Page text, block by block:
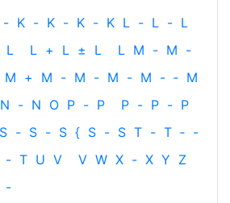
- K - K - K - K L - L - L
L L + L ± L L M - M -
M + M - M - M - M - ‐ M
N - N O P - P P - P - P
S - S - S { S - S T - T ‐ -
- T U V V W X - X Y Z
-